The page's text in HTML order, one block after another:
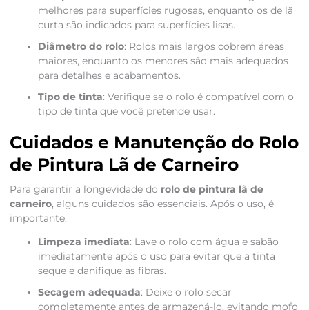
melhores para superfícies rugosas, enquanto os de lã
curta são indicados para superfícies lisas.
Diâmetro do rolo: Rolos mais largos cobrem áreas
maiores, enquanto os menores são mais adequados
para detalhes e acabamentos.
Tipo de tinta: Verifique se o rolo é compatível com o
tipo de tinta que você pretende usar.
Cuidados e Manutenção do Rolo
de Pintura Lã de Carneiro
Para garantir a longevidade do rolo de pintura lã de
carneiro, alguns cuidados são essenciais. Após o uso, é
importante:
Limpeza imediata: Lave o rolo com água e sabão
imediatamente após o uso para evitar que a tinta
seque e danifique as fibras.
Secagem adequada: Deixe o rolo secar
completamente antes de armazená-lo, evitando mofo